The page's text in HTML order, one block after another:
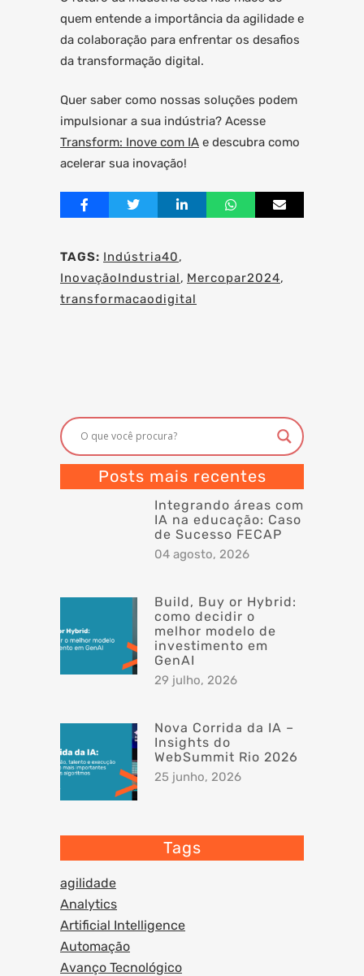
quem entende a importância da agilidade e
da colaboração para enfrentar os desafios
da transformação digital.
Quer saber como nossas soluções podem
impulsionar a sua indústria? Acesse
Transform: Inove com IA e descubra como
acelerar sua inovação!
TAGS: Indústria40,
InovaçãoIndustrial, Mercopar2024,
transformacaodigital
Posts mais recentes
Integrando áreas com
IA na educação: Caso
de Sucesso FECAP
04 agosto, 2026
Build, Buy or Hybrid:
como decidir o
melhor modelo de
investimento em
GenAI
29 julho, 2026
Nova Corrida da IA –
Insights do
WebSummit Rio 2026
25 junho, 2026
Tags
agilidade
Analytics
Artificial Intelligence
Automação
Avanço Tecnológico